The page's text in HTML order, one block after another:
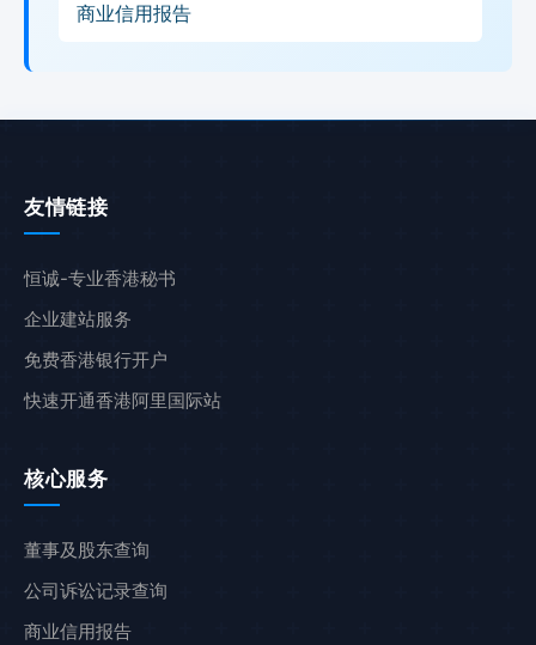
商业信用报告
友情链接
恒诚-专业香港秘书
企业建站服务
免费香港银行开户
快速开通香港阿里国际站
核心服务
董事及股东查询
公司诉讼记录查询
商业信用报告